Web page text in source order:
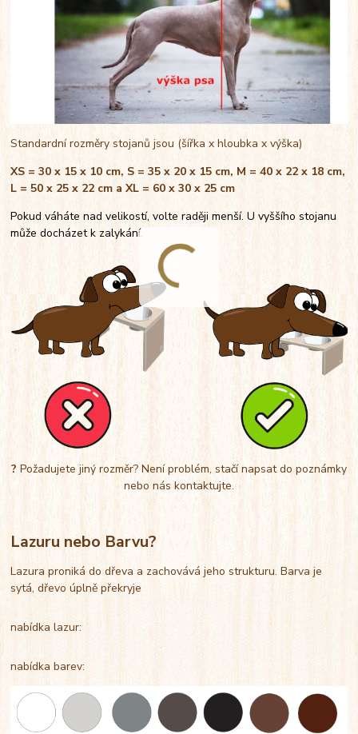
Standardní rozměry stojanů jsou (šířka x hloubka x výška)
XS = 30 x 15 x 10 cm, S = 35 x 20 x 15 cm, M = 40 x 22 x 18 cm,
L = 50 x 25 x 22 cm a XL = 60 x 30 x 25 cm
Pokud váháte nad velikostí, volte raději menší. U vyššího stojanu
může docházet k zalykání.
? Požadujete jiný rozměr? Není problém, stačí napsat do poznámky
nebo nás kontaktujte.
Lazuru nebo Barvu?
Lazura proniká do dřeva a zachovává jeho strukturu. Barva je
sytá, dřevo úplně překryje
nabídka lazur:
nabídka barev: